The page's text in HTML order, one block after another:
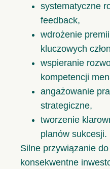
systematyczne
feedback,
wdrożenie
kluczowych
wspieranie
kompetencji
angażowanie
strategiczne,
tworzenie
planów sukcesji.
Silne przywiązanie
konsekwentne